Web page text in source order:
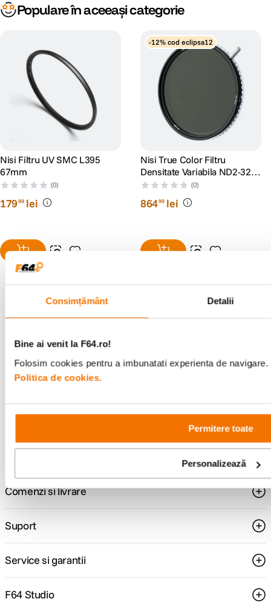
Consimțământ Detalii
Bine ai venit la F64.ro!
Folosim cookies pentru a imbunatati experienta de
Politica de cookies.
Permitere toate
Personalizează
Populare în aceeași categorie
Nisi Filtru UV SMC L395
67mm
(0)
17999 lei
-12% cod eclipsa12
Nisi True Color Filtru
Densitate Variabila ND2-32
67mm
(0)
86499 lei
Descopera inspiratie, recomandari utile,
pentru tine.
Livrare gratuita
499lei
Comenzi si livrare
Suport
Service si garantii
F64 Studio